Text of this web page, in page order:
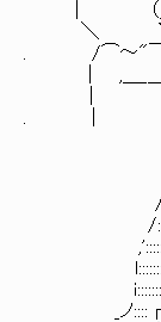
| （__人
＼ ` ⌒ ´ ,／
. /⌒～"￣,
| ,＿_＿ﾞ＿
/::::::::::::/
/:::::::::::/
,'::::::::::::/
l:::::::::::/
i:::::::::/:::/::::::
_ノ::::┌i:::/